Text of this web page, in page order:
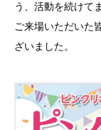
う、活動を続けて
ご来場いただいた
ざいました。